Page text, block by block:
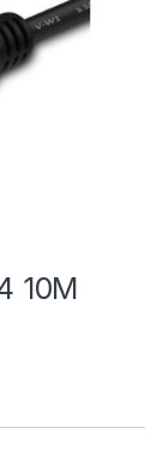
10M